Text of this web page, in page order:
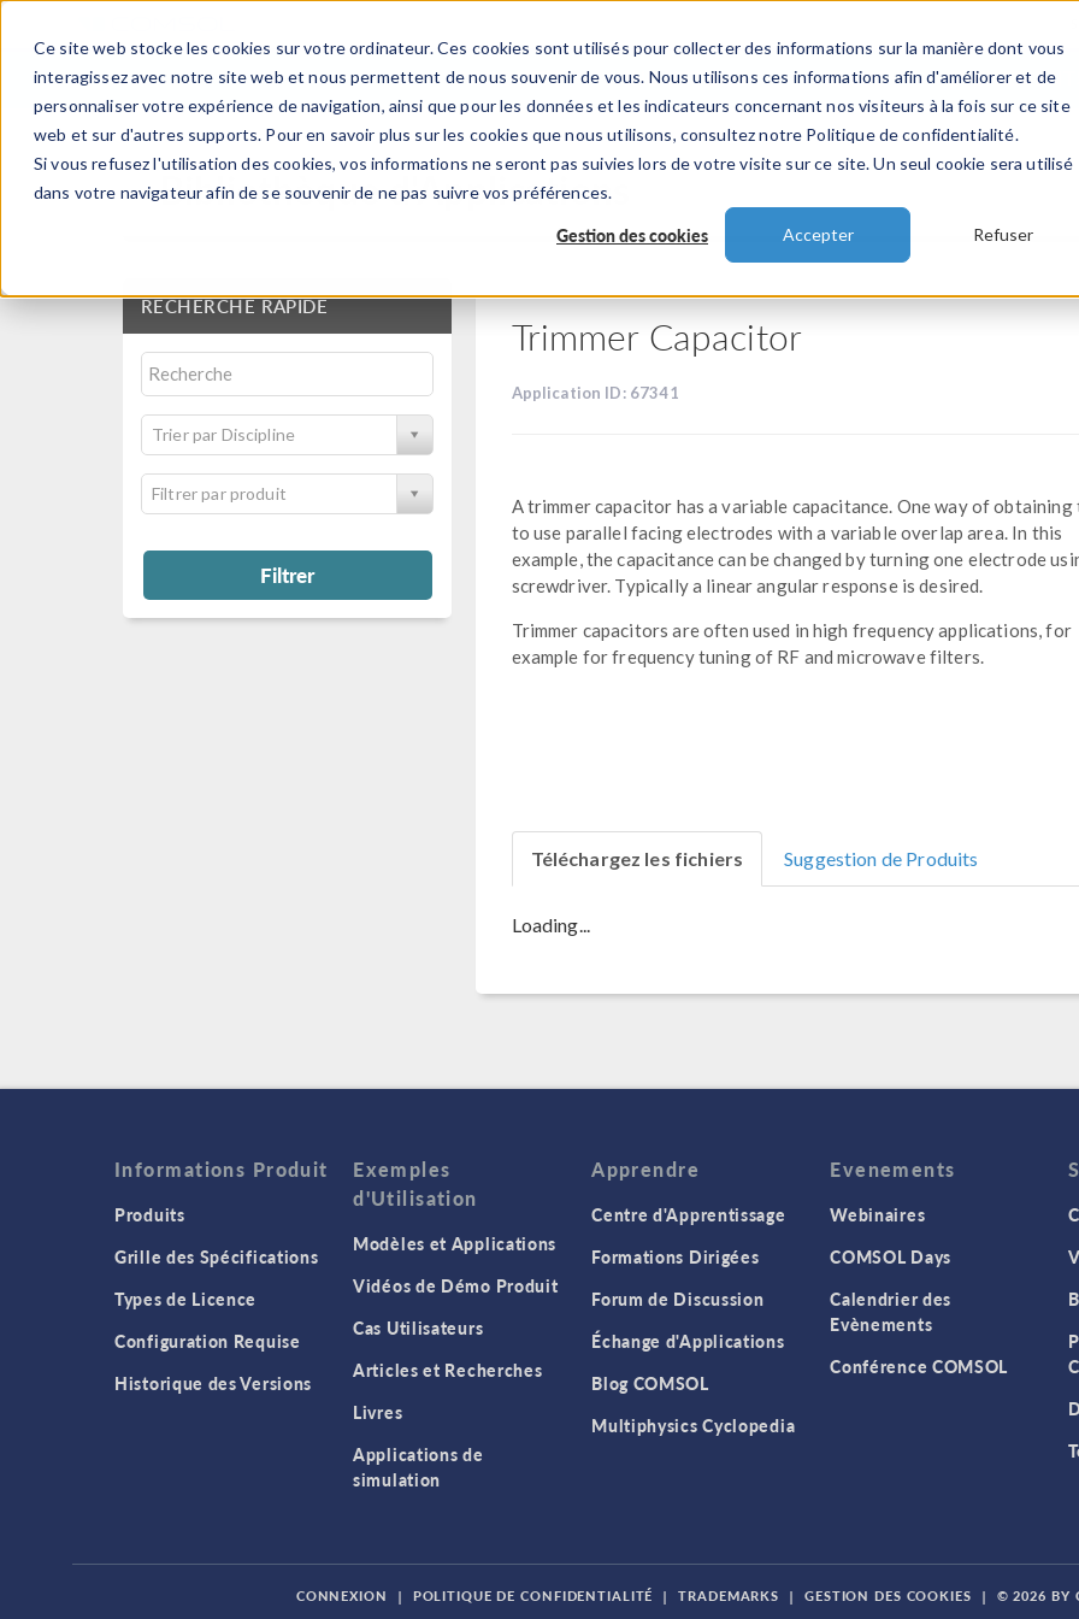
Ce site web stocke les cookies sur votre ordinateur. Ces cookies sont utilisés pour collecter des informations sur la manière dont vous
interagissez avec notre site web et nous permettent de nous souvenir de vous. Nous utilisons ces informations afin d'améliorer et de
personnaliser votre expérience de navigation, ainsi que pour les données et les indicateurs concernant nos visiteurs à la fois sur ce site
web et sur d'autres supports. Pour en savoir plus sur les cookies que nous utilisons, consultez notre Politique de confidentialité.
Si vous refusez l'utilisation des cookies, vos informations ne seront pas suivies lors de votre visite sur ce site. Un seul cookie sera utilisé
dans votre navigateur afin de se souvenir de ne pas suivre vos préférences.
Gestion des cookies Accepter Refuser
PRODUITS INDUSTRIES VIDEOS
Bibliothèque d'Applications
RECHERCHE RAPIDE
Trier par Discipline
Filtrer par produit
Filtrer
Trimmer Capacitor
Application ID: 67341
A trimmer capacitor has a variable capacitance. One way of obtaining
to use parallel facing electrodes with a variable overlap area. In this
example, the capacitance can be changed by turning one electrode
screwdriver. Typically a linear angular response is desired.
Trimmer capacitors are often used in high frequency applications, for
example for frequency tuning of RF and microwave filters.
Téléchargez les fichiers Suggestion de Produits
Loading...
Informations Produit
Produits
Grille des Spécifications
Types de Licence
Configuration Requise
Historique des Versions
Exemples
d'Utilisation
Modèles et Applications
Vidéos de Démo Produit
Cas Utilisateurs
Articles et Recherches
Livres
Applications de
simulation
Apprendre
Centre d'Apprentissage
Formations Dirigées
Forum de Discussion
Échange d'Applications
Blog COMSOL
Multiphysics Cyclopedia
Evenements
Webinaires
COMSOL Days
Calendrier des
Evènements
Conférence COMSOL
CONNEXION | POLITIQUE DE CONFIDENTIALITÉ | TRADEMARKS | GESTION DES COOKIES | © 2026 BY